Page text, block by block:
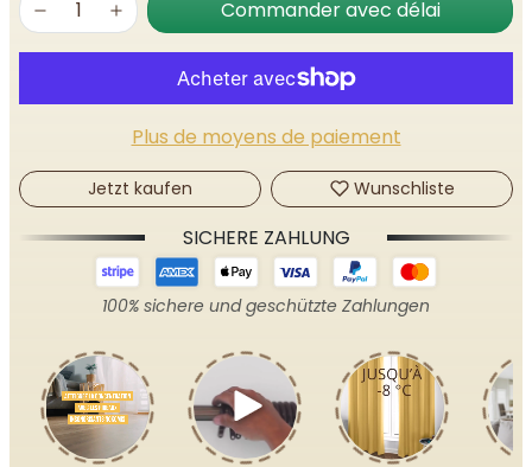
Commander avec délai
Plus de moyens de paiement
Jetzt kaufen Wunschliste
SICHERE ZAHLUNG
100% sichere und geschützte Zahlungen